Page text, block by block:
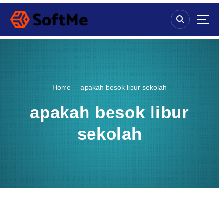
S
p
Home apakah besok libur sekolah
apakah besok libur
sekolah